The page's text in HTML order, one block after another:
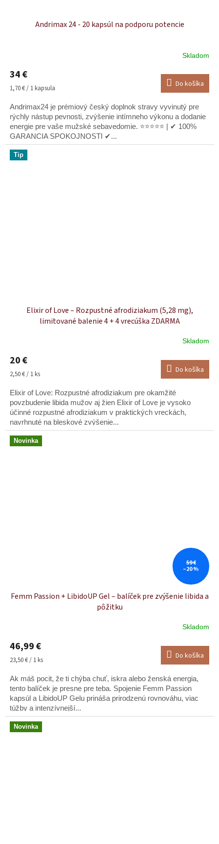
Andrimax 24 - 20 kapsúl na podporu potencie
produktu
je
5,0
z
hviezdičiek.
Skladom
34 €
Jednotková
1,70 € / 1 kapsula Do košíka
Andrimax24 je prémiový český doplnok stravy vyvinutý pre
rýchly nástup pevnosti, zvýšenie intímneho výkonu a dodanie
energie pre vaše mužské sebavedomie. ⭐⭐⭐⭐⭐ | ✔ 100%
GARANCIA SPOKOJNOSTI ✔...
Tip
Elixir of Love – Rozpustné afrodiziakum (5,28 mg),
limitované balenie 4 + 4 vrecúška ZDARMA
produktu
je
5,0
z
hviezdičiek.
Skladom
20 €
Jednotková
2,50 € / 1 ks Do košíka
Elixir of Love: Rozpustné afrodiziakum pre okamžité
povzbudenie libida mužov aj žien Elixir of Love je vysoko
účinné rozpustné afrodiziakum v praktických vreckách,
navrhnuté na bleskové zvýšenie...
Novinka
59 €
–20 %
Femm Passion + LibidoUP Gel – balíček pre zvýšenie libida a
pôžitku
produktu
je
5,0
z
hviezdičiek.
Skladom
46,99 €
Jednotková
23,50 € / 1 ks Do košíka
Ak máš pocit, že ti chýba chuť, iskra alebo ženská energia,
tento balíček je presne pre teba. Spojenie Femm Passion
kapsúl a LibidoUP Gelu prináša prirodzenú rovnováhu, viac
túžby a intenzívnejší...
Novinka